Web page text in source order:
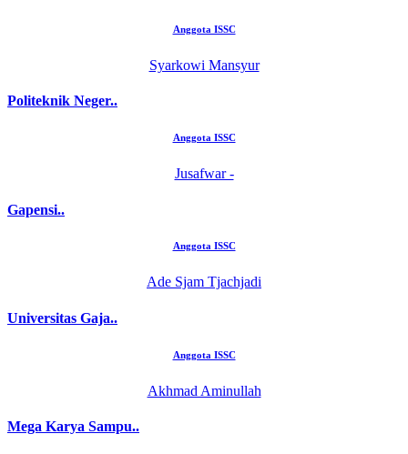
Anggota ISSC
Syarkowi Mansyur
Politeknik Neger..
Anggota ISSC
Jusafwar -
Gapensi..
Anggota ISSC
Ade Sjam Tjachjadi
Universitas Gaja..
Anggota ISSC
Akhmad Aminullah
Mega Karya Sampu..